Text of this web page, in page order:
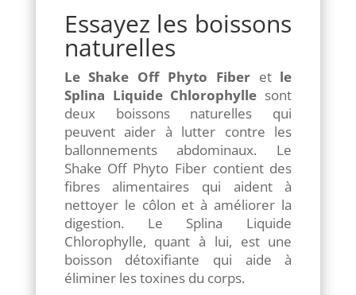
Essayez les boissons
naturelles
Le Shake Off Phyto Fiberet le
Splina Liquide Chlorophylle sont
deux boissons naturelles qui
peuvent aider à lutter contre les
ballonnements abdominaux. Le
Shake Off Phyto Fiber contient des
fibres alimentaires qui aident à
nettoyer le côlon et à améliorer la
digestion. Le Splina Liquide
Chlorophylle, quant à lui, est une
boisson détoxifiante qui aide à
éliminer les toxines du corps.